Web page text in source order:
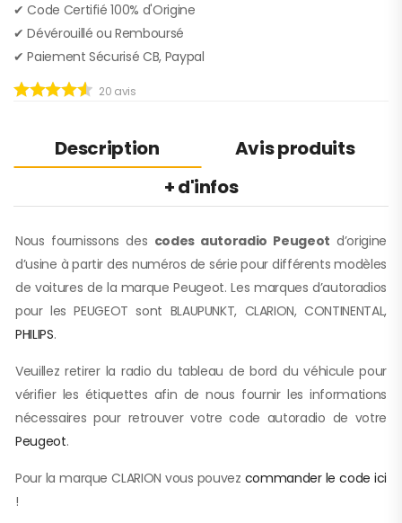
✔︎ Code Certifié 100% d'Origine
✔︎ Dévérouillé ou Remboursé
✔︎ Paiement Sécurisé CB, Paypal
20 avis
Description
Avis produits
+ d'infos
Nous fournissons des codes autoradio Peugeot d’origine
d’usine à partir des numéros de série pour différents modèles
de voitures de la marque Peugeot. Les marques d’autoradios
pour les PEUGEOT sont BLAUPUNKT, CLARION, CONTINENTAL,
PHILIPS.
Veuillez retirer la radio du tableau de bord du véhicule pour
vérifier les étiquettes afin de nous fournir les informations
nécessaires pour retrouver votre code autoradio de votre
Peugeot.
Pour la marque CLARION vous pouvez commander le code ici
!